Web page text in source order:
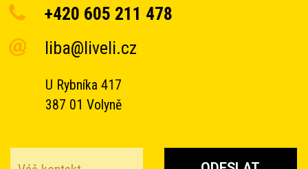
+420 605 211 478
liba@liveli.cz
U Rybníka 417
387 01 Volyně